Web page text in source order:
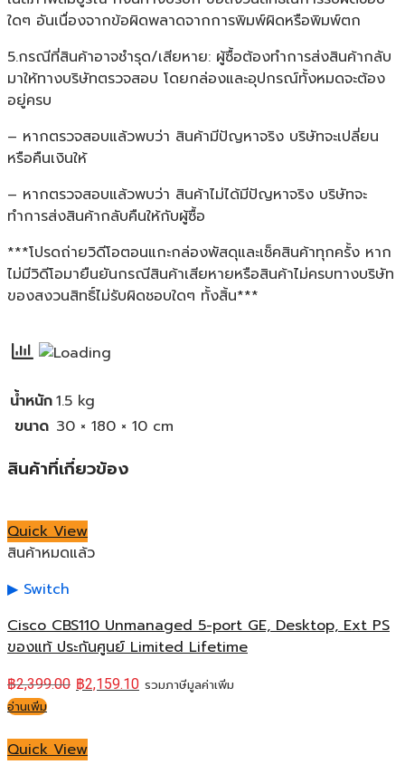
ใดๆ อันเนื่องจากข้อผิดพลาดจากการพิมพ์ผิดหรือพิมพ์ตก
5.กรณีที่สินค้าอาจชำรุด/เสียหาย: ผู้ซื้อต้องทำการส่งสินค้ากลับ
มาให้ทางบริษัทตรวจสอบ โดยกล่องและอุปกรณ์ทั้งหมดจะต้อง
อยู่ครบ
– หากตรวจสอบแล้วพบว่า สินค้ามีปัญหาจริง บริษัทจะเปลี่ยน
หรือคืนเงินให้
– หากตรวจสอบแล้วพบว่า สินค้าไม่ได้มีปัญหาจริง บริษัทจะ
ทำการส่งสินค้ากลับคืนให้กับผู้ซื้อ
***โปรดถ่ายวิดีโอตอนแกะกล่องพัสดุและเช็คสินค้าทุกครั้ง หาก
ไม่มีวิดีโอมายืนยันกรณีสินค้าเสียหายหรือสินค้าไม่ครบทางบริษัท
ของสงวนสิทธิ์ไม่รับผิดชอบใดๆ ทั้งสิ้น***
น้ำหนัก1.5 kg
ขนาด 30 × 180 × 10 cm
สินค้าที่เกี่ยวข้อง
Quick View
สินค้าหมดแล้ว
Switch
Cisco CBS110 Unmanaged 5-port GE, Desktop, Ext PS
ของแท้ ประกันศูนย์ Limited Lifetime
฿2,399.00 ฿2,159.10 รวมภาษีมูลค่าเพิ่ม
อ่านเพิ่ม
Quick View